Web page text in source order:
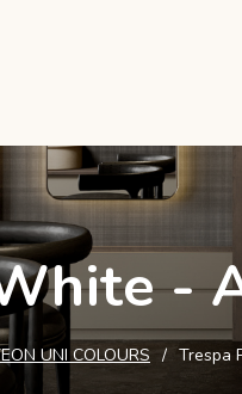
-
UNI COLOURS Trespa